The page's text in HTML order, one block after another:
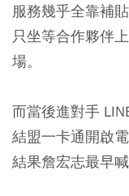
服務幾乎全靠補
只坐等合作夥伴
場。
而當後進對手
結盟一卡通開啟
結果詹宏志最早